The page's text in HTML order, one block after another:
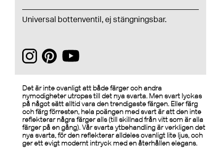
Universal bottenventil, ej stängningsbar.
Det är inte ovanligt att både färger och andra
nymodigheter utropas till det nya svarta. Men svart lyckas
på något sätt alltid vara den trendigaste färgen. Eller färg
och färg förresten, hela poängen med svart är att den inte
reflekterar några färger alls (till skillnad från vitt som är alla
färger på en gång). Vår svarta ytbehandling är verkligen det
nya svarta, för den reflekterar alldeles ovanligt lite ljus, och
ger ett evigt modernt intryck med en återhållen elegans.